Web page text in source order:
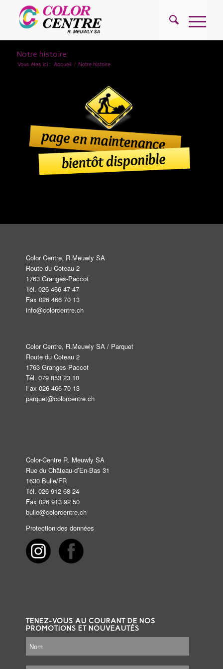
Notre histoire
Vous êtes ici : Accueil / Notre histoire
Color Centre, R.Meuwly SA
Route du Coteau 2
1763 Granges-Paccot
Tél. 026 466 47 47
Fax 026 466 70 13
info@colorcentre.ch
Color Centre, R.Meuwly SA / Parquet
Route du Coteau 2
1763 Granges-Paccot
Tél. 079 853 23 10
Fax 026 466 70 13
parquet@colorcentre.ch
Color-Centre R. Meuwly SA
Rue du Château-d’En-Bas 31
1630 Bulle/FR
Tél. 026 912 68 24
Fax 026 913 92 50
bulle@colorcentre.ch
Protection des données
TENEZ-VOUS AU COURANT DE NOS
PROMOTIONS ET NOUVEAUTÉS